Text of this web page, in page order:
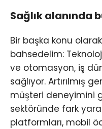
Sağlık alanında
Bir başka konu
bahsedelim:
ve otomasyon, iş
sağlıyor. Artırılmış
müşteri deneyimini
sektöründe fark
platformları, mobil